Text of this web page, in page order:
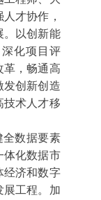
才协作，
。以创新能
化项目评
革，畅通高
发创新创造
技术人才移
全数据要素
体化数据市
经济和数字
展工程。加